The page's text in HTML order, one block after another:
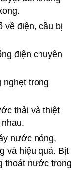
về điện, cầu bị
điện chuyên
nghẹt trong
thải và thiệt
nước nóng,
và hiệu quả. Bịt
thoát nước trong